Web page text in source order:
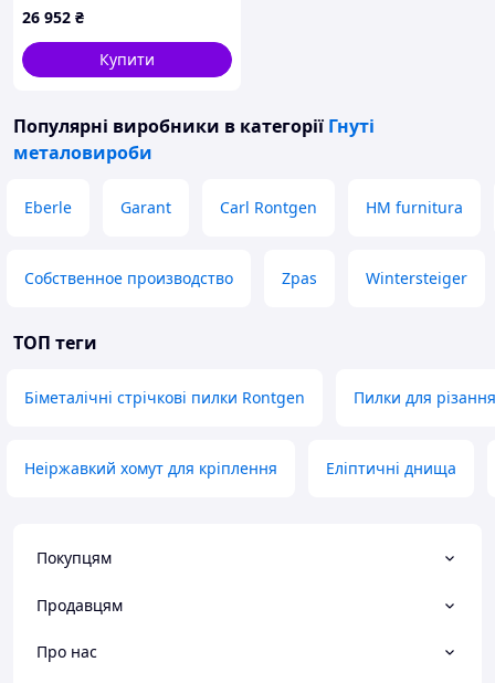
26 952 ₴
Купити
Популярні виробники в категорії Гнуті
металовироби
Eberle Garant Carl Rontgen HM furnitura
Собственное производство Zpas Wintersteiger
ТОП теги
Біметалічні стрічкові пилки Rontgen Пилки для
Неіржавкий хомут для кріплення Еліптичні днища
Покупцям
Продавцям
Про нас